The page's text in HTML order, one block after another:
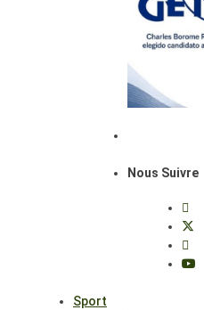
Nous Suivre
Sport